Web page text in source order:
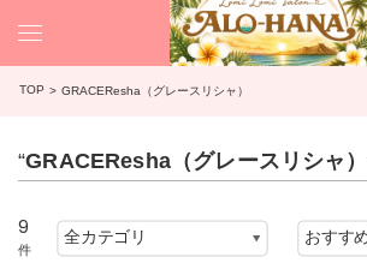
TOP GRACEResha（グレースリシャ）
“GRACEResha（グレースリシャ）
9
件